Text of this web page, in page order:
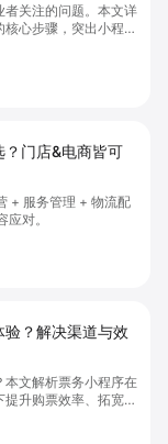
者关注的问题。本文详
心步骤，突出小程序
，帮助你轻松实现商
营，快速开启线上卖
！
门店&电商皆可
+ 服务管理 + 物流配
对。
？解决渠道与效
本文解析票务小程序在
升购票效率、拓宽销
方式。关键词包括
效率”。